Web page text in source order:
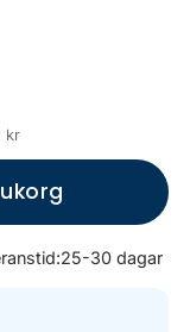
kr
25-30 dagar